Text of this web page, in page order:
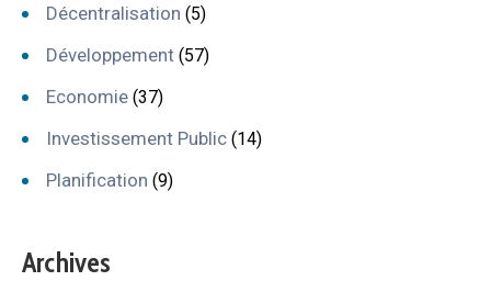
Décentralisation (5)
Développement (57)
Economie (37)
Investissement Public (14)
Planification (9)
Archives